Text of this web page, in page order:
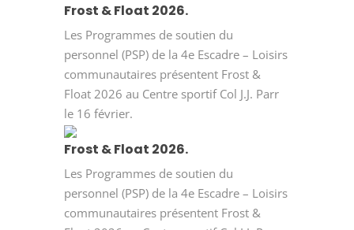
Frost & Float 2026.
Les Programmes de soutien du
personnel (PSP) de la 4e Escadre – Loisirs
communautaires présentent Frost &
Float 2026 au Centre sportif Col J.J. Parr
le 16 février.
Frost & Float 2026.
Les Programmes de soutien du
personnel (PSP) de la 4e Escadre – Loisirs
communautaires présentent Frost &